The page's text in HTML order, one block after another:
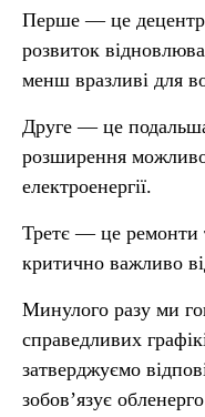
Перше — це
розвиток
менш вразливі для
Друге — це
розширення
електроенергії.
Третє — це ремонти
критично важливо
Минулого разу ми
справедливих
затверджуємо
зобов’язує